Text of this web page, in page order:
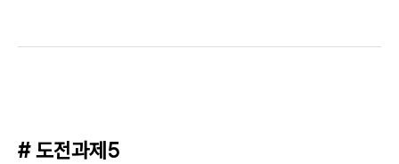
# 도전과제5